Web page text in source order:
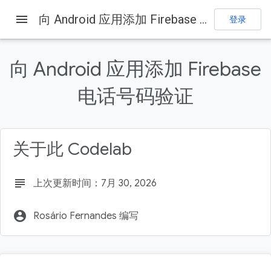
Firebase Firebase Codelabs
学习内容
2. 设置示例项目
创建 Firebase 项目
menu 向 Android 应用添加 Firebase 电话号码验证 登录
向 Android 应用添加 Firebase
电话号码验证
关于此 Codelab
subject 上次更新时间：7月 30, 2026
account_circle Rosário Fernandes 编写